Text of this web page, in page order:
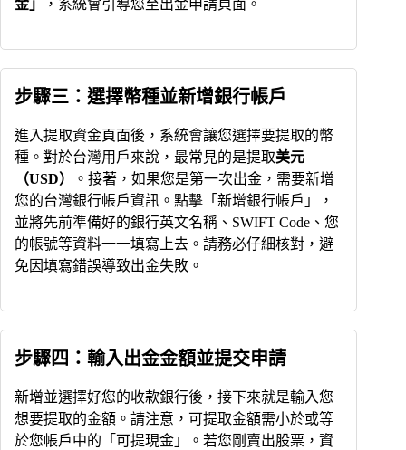
金」 ，系統會引導您至出金申請頁面。
步驟三：選擇幣種並新增銀行帳戶
進入提取資金頁面後，系統會讓您選擇要提取的幣
種。對於台灣用戶來說，最常見的是提取美元
（USD）
。接著，如果您是第一次出金，需要新增
您的台灣銀行帳戶資訊。點擊「新增銀行帳戶」，
並將先前準備好的銀行英文名稱、SWIFT Code、您
的帳號等資料一一填寫上去。請務必仔細核對，避
免因填寫錯誤導致出金失敗。
步驟四：輸入出金金額並提交申請
新增並選擇好您的收款銀行後，接下來就是輸入您
想要提取的金額。請注意，可提取金額需小於或等
於您帳戶中的「可提現金」。若您剛賣出股票，資